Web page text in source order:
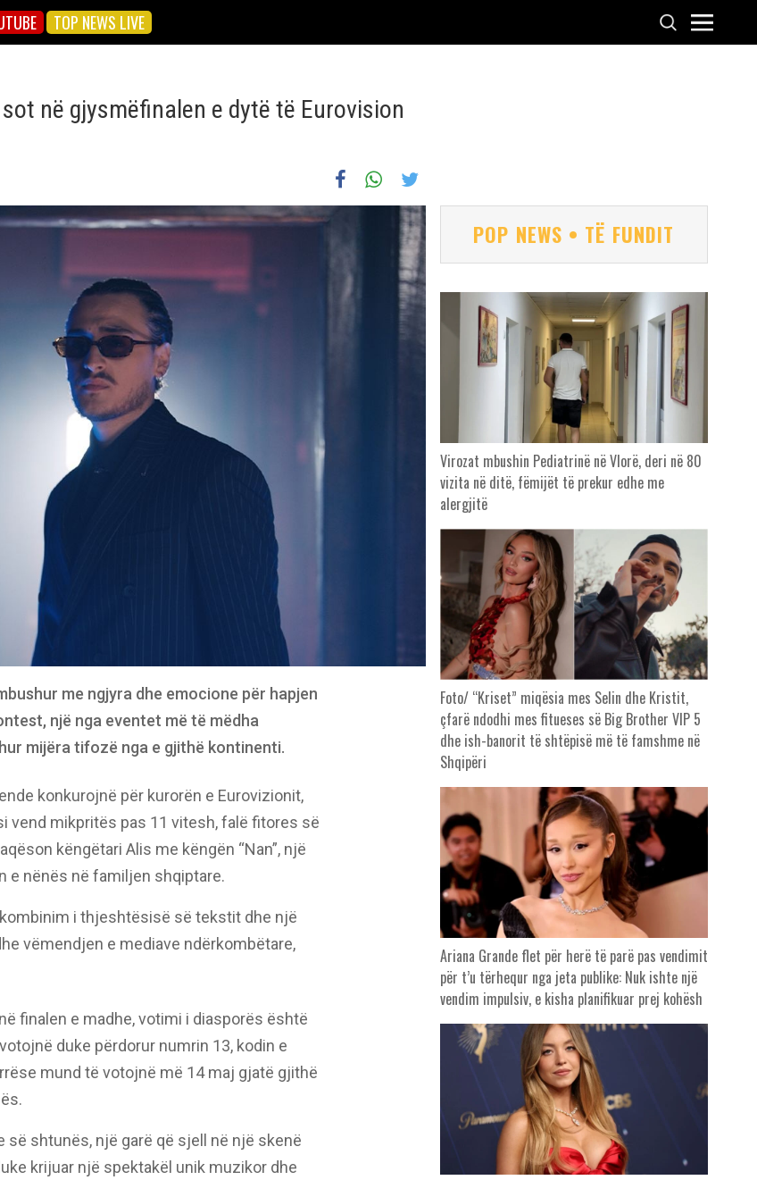
TOP NEWS LIVE
në gjysmëfinalen e dytë të Eurovision
me ngjyra dhe emocione për hapjen
një nga eventet më të mëdha
mijëra tifozë nga e gjithë kontinenti.
konkurojnë për kurorën e Eurovizionit,
vend mikpritës pas 11 vitesh, falë fitores së
këngëtari Alis me këngën “Nan”, një
e nënës në familjen shqiptare.
i thjeshtësisë së tekstit dhe një
vëmendjen e mediave ndërkombëtare,
finalen e madhe, votimi i diasporës është
duke përdorur numrin 13, kodin e
mund të votojnë më 14 maj gjatë gjithë
së shtunës, një garë që sjell në një skenë
krijuar një spektakël unik muzikor dhe
POP NEWS • TË FUNDIT
Virozat mbushin Pediatrinë në Vlorë, deri në 80
vizita në ditë, fëmijët të prekur edhe me
alergjitë
Foto/ “Kriset” miqësia mes Selin dhe Kristit,
çfarë ndodhi mes fitueses së Big Brother VIP 5
dhe ish-banorit të shtëpisë më të famshme në
Shqipëri
Ariana Grande flet për herë të parë pas vendimit
për t’u tërhequr nga jeta publike: Nuk ishte një
vendim impulsiv, e kisha planifikuar prej kohësh